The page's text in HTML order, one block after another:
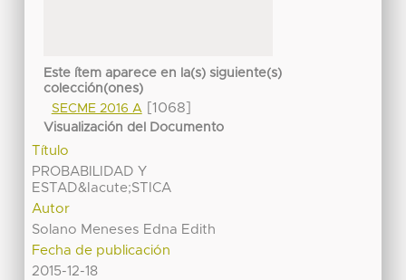
Este ítem aparece en la(s) siguiente(s)
colección(ones)
SECME 2016 A [1068]
Visualización del Documento
Título
PROBABILIDAD Y
ESTAD&Iacute;STICA
Autor
Solano Meneses Edna Edith
Fecha de publicación
2015-12-18